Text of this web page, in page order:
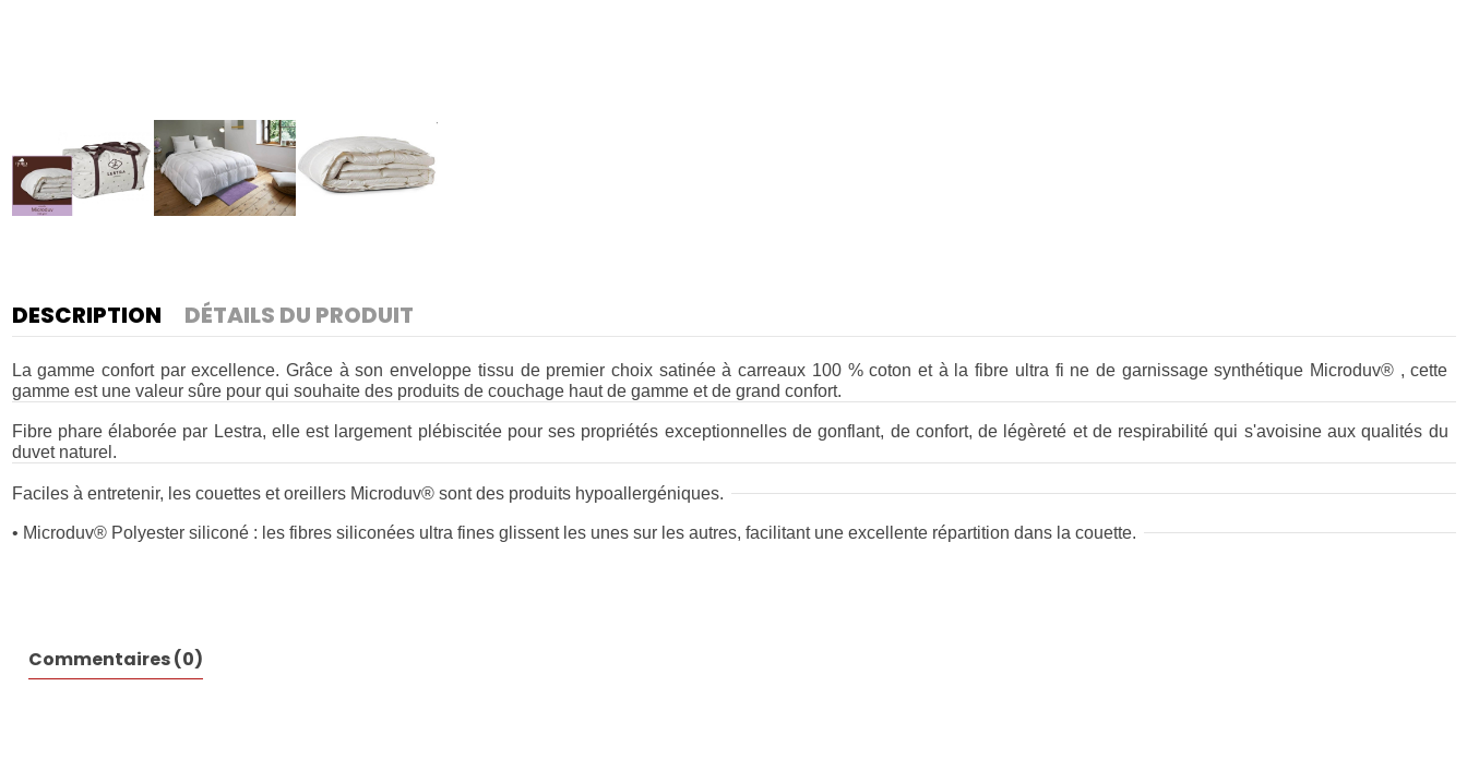
DESCRIPTION DÉTAILS DU PRODUIT
La gamme confort par excellence. Grâce à son enveloppe tissu de premier choix satinée à carreaux 100 % coton et à la fibre ultra fi ne de garnissage synthétique Microduv® , cette
gamme est une valeur sûre pour qui souhaite des produits de couchage haut de gamme et de grand confort.
Fibre phare élaborée par Lestra, elle est largement plébiscitée pour ses propriétés exceptionnelles de gonflant, de confort, de légèreté et de respirabilité qui s'avoisine aux qualités du
duvet naturel.
Faciles à entretenir, les couettes et oreillers Microduv® sont des produits hypoallergéniques.
• Microduv® Polyester siliconé : les fibres siliconées ultra fines glissent les unes sur les autres, facilitant une excellente répartition dans la couette.
Commentaires (0)